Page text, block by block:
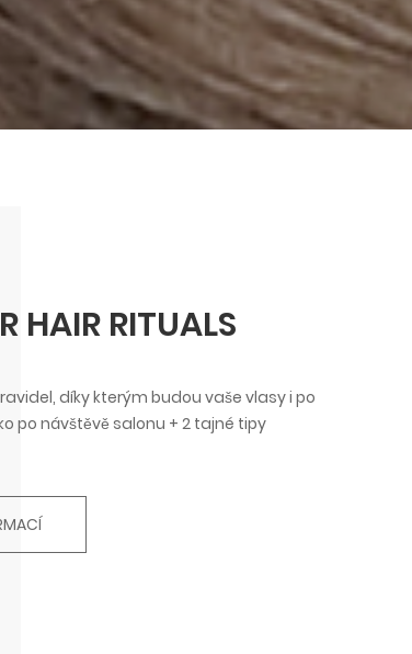
HAIR RITUALS
díky kterým budou vaše vlasy i po
po návštěvě salonu + 2 tajné tipy